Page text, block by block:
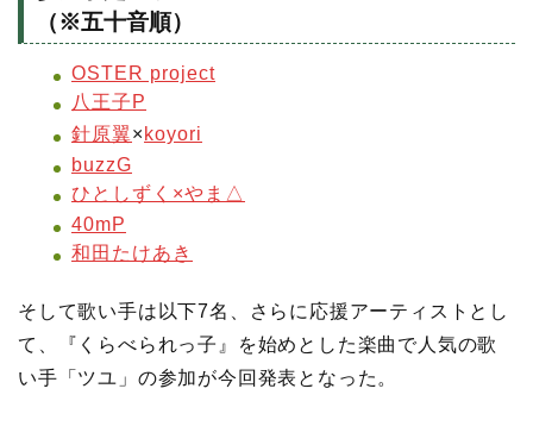
（※五十音順）
OSTER project
八王子P
針原翼× koyori
buzzG
ひとしずく×やま△
40mP
和田たけあき
そして歌い手は以下7名、さらに応援アーティストとし
て、『くらべられっ子』を始めとした楽曲で人気の歌
い手「ツユ」の参加が今回発表となった。